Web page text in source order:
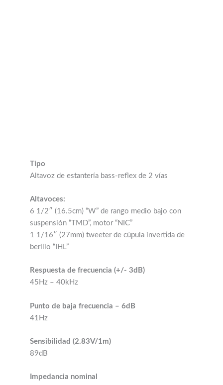
Tipo
Altavoz de estantería bass-reflex de 2 vías
Altavoces:
6 1/2″ (16.5cm) “W” de rango medio bajo con
suspensión “TMD”, motor “NIC”
1 1/16″ (27mm) tweeter de cúpula invertida de
berilio “IHL”
Respuesta de frecuencia (+/- 3dB)
45Hz – 40kHz
Punto de baja frecuencia – 6dB
41Hz
Sensibilidad (2.83V/1m)
89dB
Impedancia nominal